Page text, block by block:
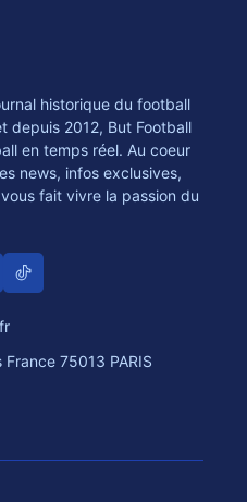
historique du football
depuis 2012, But Football
en temps réel. Au coeur
news, infos exclusives,
fait vivre la passion du
75013 PARIS